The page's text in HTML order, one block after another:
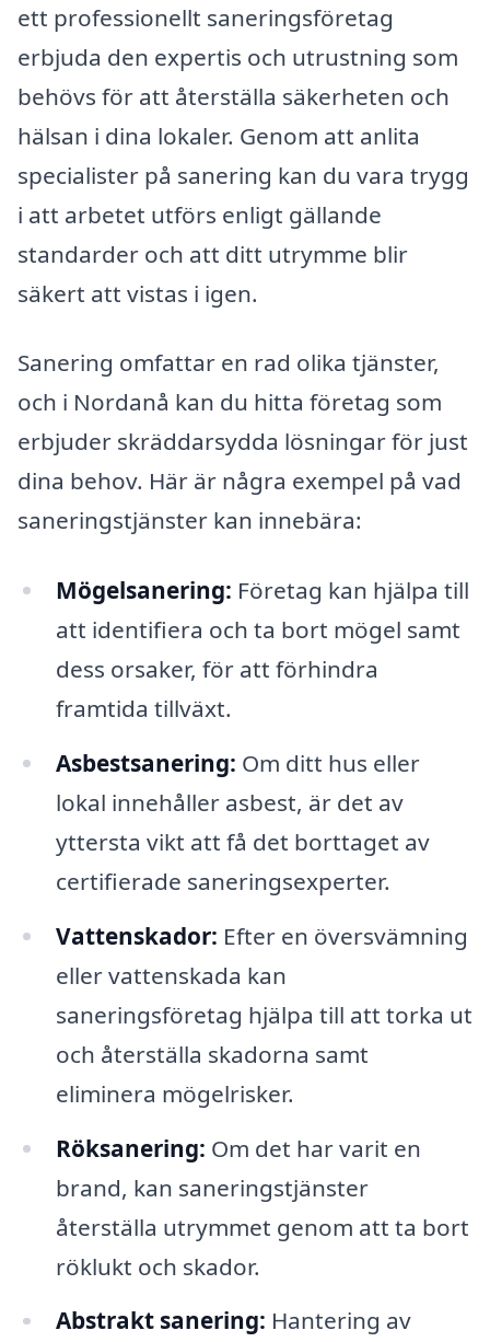
ett professionellt saneringsföretag
erbjuda den expertis och utrustning som
behövs för att återställa säkerheten och
hälsan i dina lokaler. Genom att anlita
specialister på sanering kan du vara trygg
i att arbetet utförs enligt gällande
standarder och att ditt utrymme blir
säkert att vistas i igen.
Sanering omfattar en rad olika tjänster,
och i Nordanå kan du hitta företag som
erbjuder skräddarsydda lösningar för just
dina behov. Här är några exempel på vad
saneringstjänster kan innebära:
Mögelsanering: Företag kan hjälpa till
att identifiera och ta bort mögel samt
dess orsaker, för att förhindra
framtida tillväxt.
Asbestsanering: Om ditt hus eller
lokal innehåller asbest, är det av
yttersta vikt att få det borttaget av
certifierade saneringsexperter.
Vattenskador: Efter en översvämning
eller vattenskada kan
saneringsföretag hjälpa till att torka ut
och återställa skadorna samt
eliminera mögelrisker.
Röksanering: Om det har varit en
brand, kan saneringstjänster
återställa utrymmet genom att ta bort
röklukt och skador.
Abstrakt sanering: Hantering av